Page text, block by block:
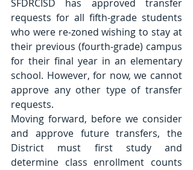
SFDRCISD has approved transfer
requests for all fifth-grade students
who were re-zoned wishing to stay at
their previous (fourth-grade) campus
for their final year in an elementary
school. However, for now, we cannot
approve any other type of transfer
requests.
Moving forward, before we consider
and approve future transfers, the
District must first study and
determine class enrollment counts